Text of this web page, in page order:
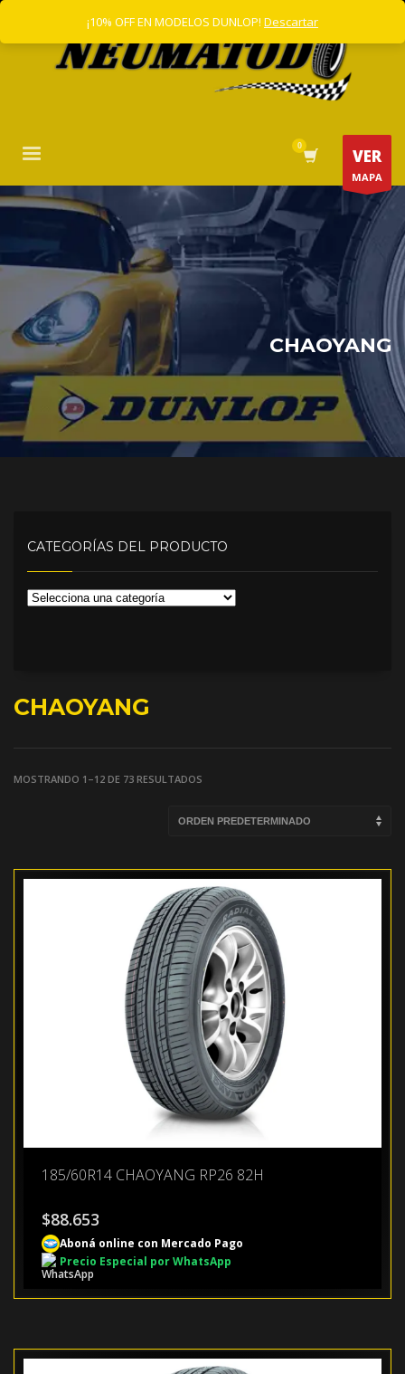
VER
MAPA
CHAOYANG
CHAOYANG
MOSTRANDO 1–12 DE 73 RESULTADOS
185/60R14 CHAOYANG RP26 82H
$88.653
Aboná online con Mercado Pago
Precio Especial por WhatsApp
CATEGORÍAS DEL PRODUCTO
¡10% OFF EN MODELOS DUNLOP! Descartar